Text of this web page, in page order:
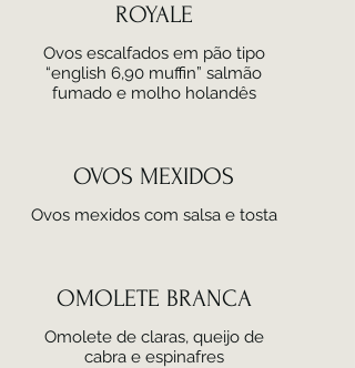
ROYALE
Ovos escalfados em pão tipo
“english 6,90 muffin” salmão
fumado e molho holandês
OVOS MEXIDOS
Ovos mexidos com salsa e tosta
OMOLETE BRANCA
Omolete de claras, queijo de
cabra e espinafres